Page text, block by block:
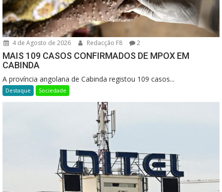
4 de Agosto de 2026 Redacção F8 2
MAIS 109 CASOS CONFIRMADOS DE MPOX EM
CABINDA
A província angolana de Cabinda registou 109 casos...
Destaque Sociedade